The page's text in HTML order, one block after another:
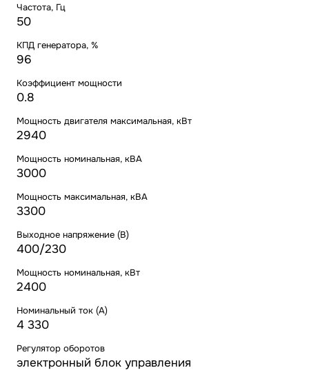
Частота, Гц
50
КПД генератора, %
96
Коэффициент мощности
0.8
Мощность двигателя максимальная, кВт
2940
Мощность номинальная, кВА
3000
Мощность максимальная, кВА
3300
Выходное напряжение (В)
400/230
Мощность номинальная, кВт
2400
Номинальный ток (А)
4 330
Регулятор оборотов
электронный блок управления